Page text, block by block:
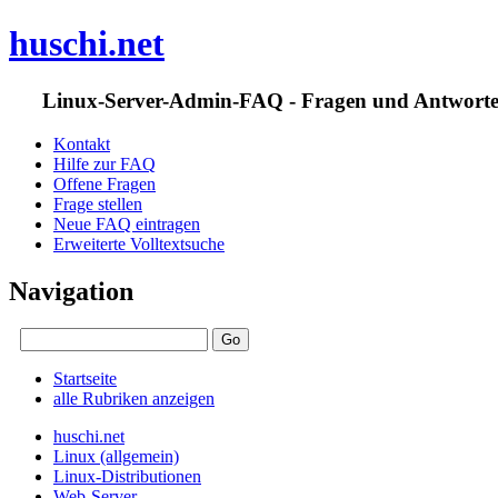
huschi.net
Linux-Server-Admin-FAQ - Fragen und
Kontakt
Hilfe zur FAQ
Offene Fragen
Frage stellen
Neue FAQ eintragen
Erweiterte Volltextsuche
Navigation
Startseite
alle Rubriken anzeigen
huschi.net
Linux (allgemein)
Linux-Distributionen